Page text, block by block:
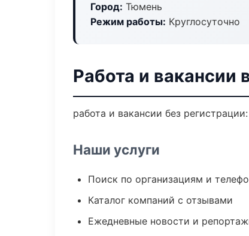
Город: Тюмень
Режим работы: Круглосуточно
Работа и вакансии
работа и вакансии без
Наши услуги
Поиск по организациям и
Каталог компаний с отзывами
Ежедневные новости и